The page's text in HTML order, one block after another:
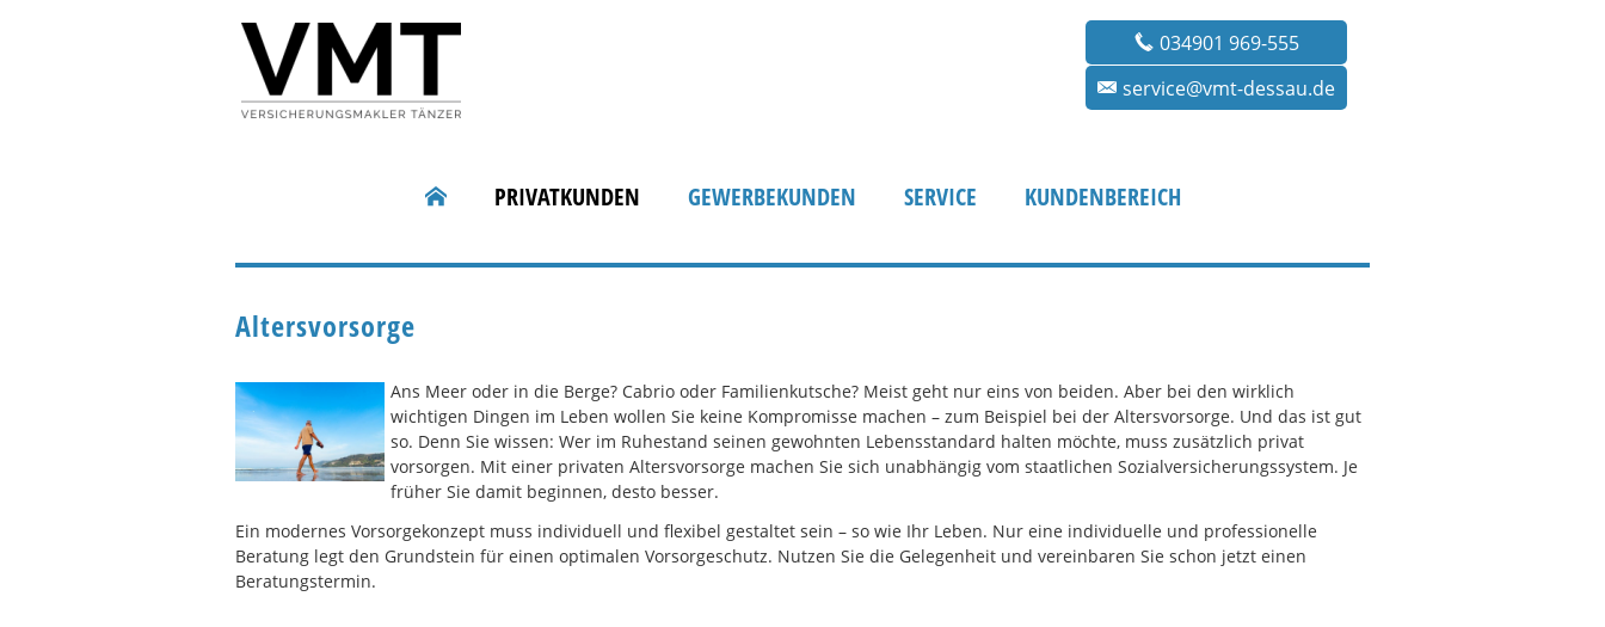
PRIVATKUNDEN GEWERBEKUNDEN SERVICE KUNDENBEREICH
034901 969-555
service@vmt-dessau.de
Altersvorsorge
Ans Meer oder in die Berge? Cabrio oder Familienkutsche? Meist geht nur eins von beiden. Aber bei den wirklich
wichtigen Dingen im Leben wollen Sie keine Kompromisse machen – zum Beispiel bei der Altersvorsorge. Und das ist gut
so. Denn Sie wissen: Wer im Ruhestand seinen gewohnten Lebensstandard halten möchte, muss zusätzlich privat
vorsorgen. Mit einer privaten Altersvorsorge machen Sie sich unabhängig vom staatlichen Sozialversicherungssystem. Je
früher Sie damit beginnen, desto besser.
Ein modernes Vorsorgekonzept muss individuell und flexibel gestaltet sein – so wie Ihr Leben. Nur eine individuelle und professionelle
Beratung legt den Grundstein für einen optimalen Vorsorgeschutz. Nutzen Sie die Gelegenheit und vereinbaren Sie schon jetzt einen
Beratungstermin.